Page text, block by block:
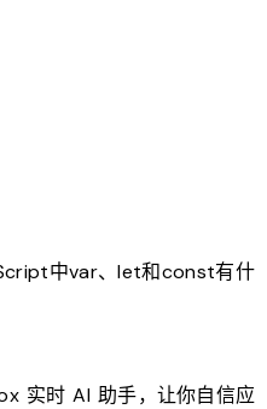
中var、let和const有什
实时 AI 助手，让你自信应